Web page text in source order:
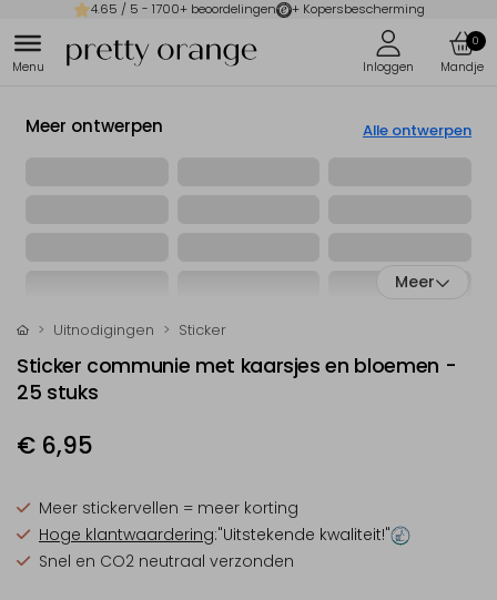
4.65 / 5 - 1700+ beoordelingen + Kopersbescherming
0
Meer ontwerpen Alle ontwerpen
Meer
Uitnodigingen Sticker
Sticker communie met kaarsjes en bloemen -
25 stuks
€ 6,95
Meer stickervellen = meer korting
Hoge klantwaardering:"Uitstekende kwaliteit!"
Snel en CO2 neutraal verzonden